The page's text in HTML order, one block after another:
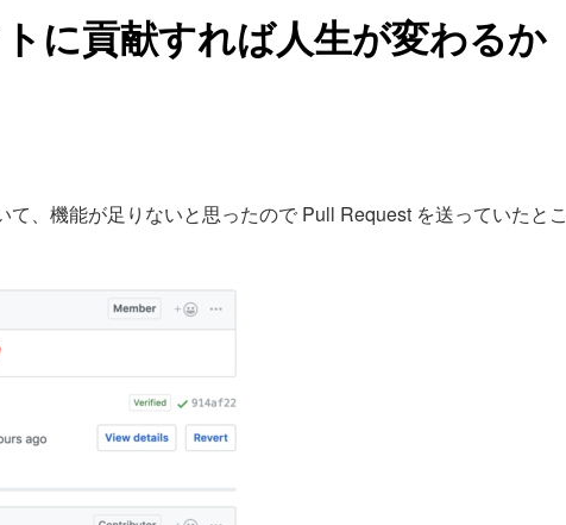
に貢献すれば人生が変わるか
、機能が足りないと思ったので Pull Request を送っていたとこ